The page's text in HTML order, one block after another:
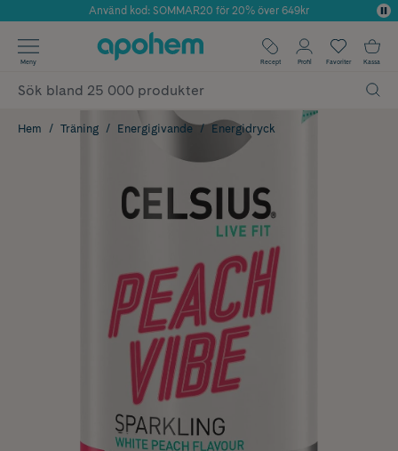
Årets Butik 2025 inom Skönhet
Använd kod: SOMMAR20 för 20% över 649kr
✓ Fri frakt
✓ Poäng på alla köp*
Meny Recept Profil Favoriter Kassa
Hem Träning Energigivande Energidryck